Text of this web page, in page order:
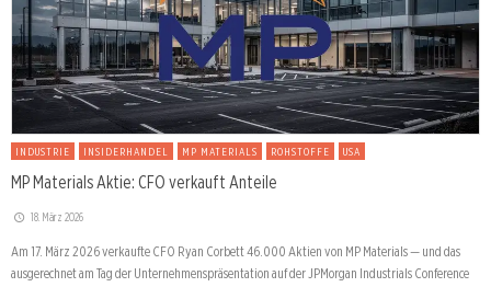
INDUSTRIE INSIDERHANDEL MP MATERIALS ROHSTOFFE USA
MP Materials Aktie: CFO verkauft Anteile
18. März 2026
Am 17. März 2026 verkaufte CFO Ryan Corbett 46.000 Aktien von MP Materials — und das
ausgerechnet am Tag der Unternehmenspräsentation auf der JPMorgan Industrials Conference